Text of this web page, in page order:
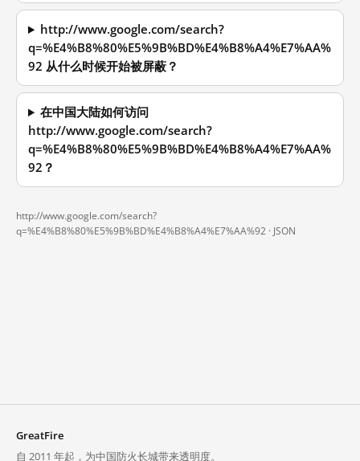
http://www.google.com/search?
q=%E4%B8%80%E5%9B%BD%E4%B8%A4%E7%AA%
92 从什么时候开始被屏蔽？
在中国大陆如何访问
http://www.google.com/search?
q=%E4%B8%80%E5%9B%BD%E4%B8%A4%E7%AA%
92？
http://www.google.com/search?
q=%E4%B8%80%E5%9B%BD%E4%B8%A4%E7%AA%92 · JSON
GreatFire
自 2011 年起，为中国防火长城带来透明度。